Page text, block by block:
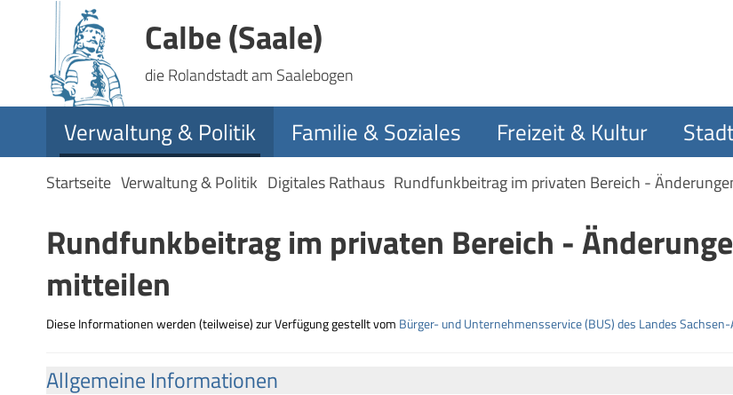
Calbe (Saale)
die Rolandstadt am Saalebogen
Verwaltung & Politik Familie & Soziales Freizeit & Kultur
Startseite Verwaltung & Politik Digitales Rathaus Rundfunkbeitrag im privaten Bereich -
Rundfunkbeitrag im privaten Bereich -
mitteilen
Diese Informationen werden (teilweise) zur Verfügung gestellt vom Bürger- und Unternehmensservice (BUS) des Landes
Allgemeine Informationen